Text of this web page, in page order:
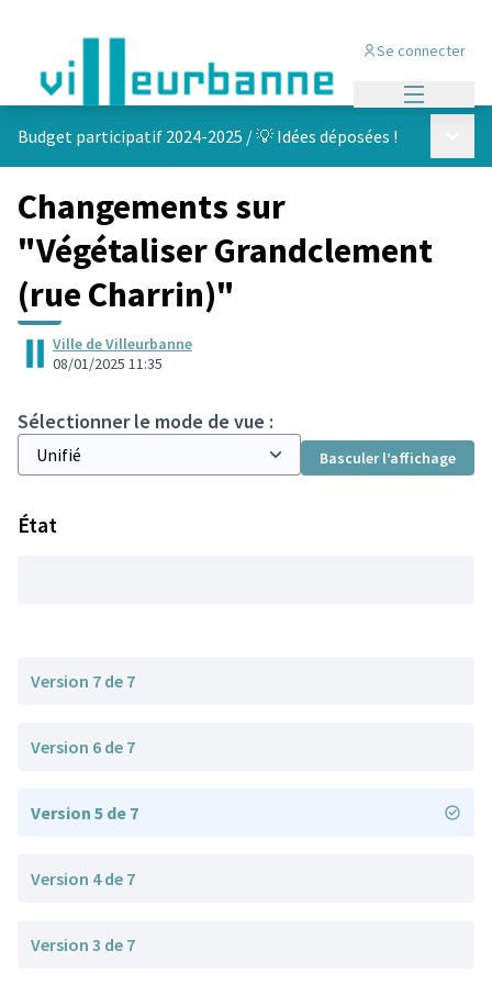
Se connecter
Budget participatif 2024-2025 /💡 Idées déposées !
Changements sur
"Végétaliser Grandclement
(rue Charrin)"
Ville de Villeurbanne
08/01/2025 11:35
Sélectionner le mode de vue :
Basculer l’affichage
État
Version 7 de 7
Version 6 de 7
Version 5 de 7
Version 4 de 7
Version 3 de 7